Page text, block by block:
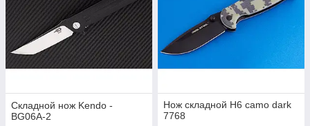
Складной нож Kendo -
BG06A-2
Нож складной H6 camo dark
7768